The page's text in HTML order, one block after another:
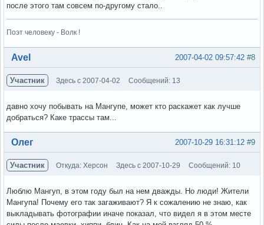
после этого там совсем по-другому стало..
Поэт человеку - Волк !
Вне форума #8
2007-04-02 09:57:42
Avel
Участник Здесь с 2007-04-02 Сообщений: 13
давно хочу побывать на Мангупе, может кто раскажет как лучше
добраться? Каке трассы там...
Вне форума #9
2007-10-29 16:31:12
Олег
Участник Откуда: Херсон Здесь с 2007-10-29 Сообщений: 10
Люблю Мангуп, в этом году был на нем дважды. Но люди! Жители
Мангупа! Почему его так загаживают? Я к сожалению не знаю, как
выкладывать фотографии иначе показал, что видел я в этом месте